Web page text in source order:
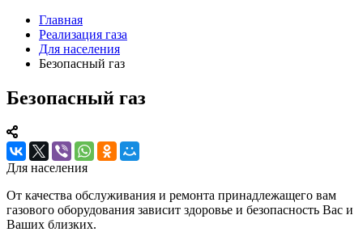
Главная
Реализация газа
Для населения
Безопасный газ
Безопасный газ
Для населения
От качества обслуживания и ремонта принадлежащего вам
газового оборудования зависит здоровье и безопасность Вас и
Ваших близких.